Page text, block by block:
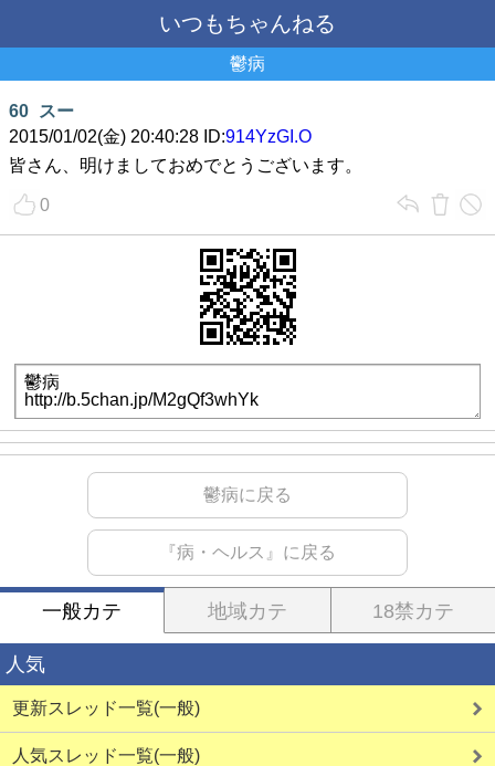
いつもちゃんねる
鬱病
60
スー
2015/01/02(金) 20:40:28 ID:914YzGI.O
皆さん、明けましておめでとうございます。
0
鬱病に戻る
『病・ヘルス』に戻る
一般カテ 地域カテ 18禁カテ
人気
更新スレッド一覧(一般)
人気スレッド一覧(一般)